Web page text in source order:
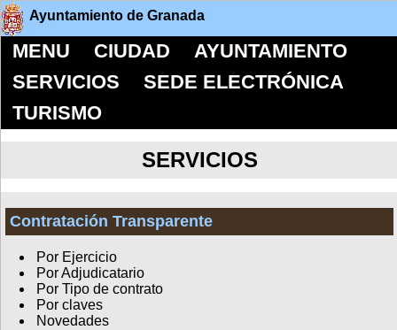
Ayuntamiento de Granada
MENU CIUDAD
AYUNTAMIENTO
SERVICIOS
SEDE ELECTRÓNICA
TURISMO
SERVICIOS
Contratación Transparente
Por Ejercicio
Por Adjudicatario
Por Tipo de contrato
Por claves
Novedades